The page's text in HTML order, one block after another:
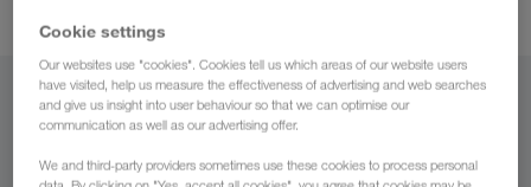
Von
Liechtenstein
Cookie settings
Our websites use "cookies". Cookies tell us which areas of our website users
have visited, help us measure the effectiveness of advertising and web searches
and give us insight into user behaviour so that we can optimise our
communication as well as our advertising offer.
We and third-party providers sometimes use these cookies to process personal